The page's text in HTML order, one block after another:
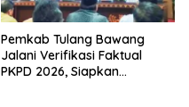
Pemkab Tulang Bawang
Jalani Verifikasi Faktual
PKPD 2026, Siapkan